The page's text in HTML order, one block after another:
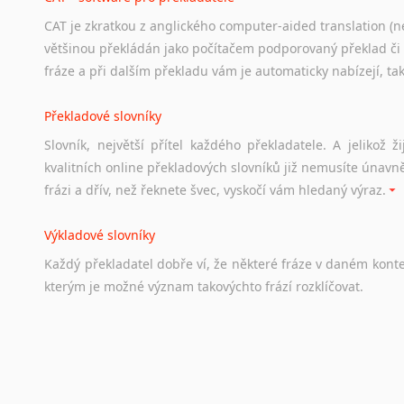
Studium v Austrálii
Soubor odkazů užitečných všem, kteří uvažují o studiu v
a zázemí, australské univerzity a samozřejmě i osobní
Práce v Austrálii
Odkazy poskytující cenné informace nekomerčního
hledat práci na internetu případně osobní zkušenosti
Hledáte-li
práci
stejná obecná pravidla, jako pro český životopis. Tak dost
CAT je zkratkou z anglického computer-aided translation
většinou překládán jako počítačem podporovaný překlad
fráze a při dalším překladu vám je automaticky nabízejí,
Překladové slovníky
Slovník, největší přítel každého překladatele. A jelikož
kvalitních online překladových slovníků již nemusíte
frázi a dřív, než řeknete švec, vyskočí vám hledaný výraz.
Výkladové slovníky
Každý překladatel dobře ví, že některé fráze v daném
kterým je možné význam takovýchto frází rozklíčovat.